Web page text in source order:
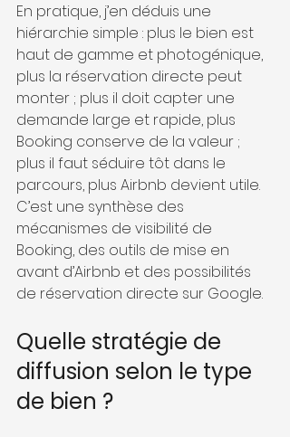
En pratique, j’en déduis une
hiérarchie simple : plus le bien est
haut de gamme et photogénique,
plus la réservation directe peut
monter ; plus il doit capter une
demande large et rapide, plus
Booking conserve de la valeur ;
plus il faut séduire tôt dans le
parcours, plus Airbnb devient utile.
C’est une synthèse des
mécanismes de visibilité de
Booking, des outils de mise en
avant d’Airbnb et des possibilités
de réservation directe sur Google.
Quelle stratégie de
diffusion selon le type
de bien ?